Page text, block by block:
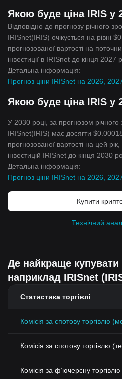
Якою буде ціна IRIS у
Відповідно до прогнозу річного
IRISnet(IRIS) очікується на рівні
прогнозованої вартості на
інвестиції в IRISnet до кінця 2027
Детальна інформація:
Прогноз ціни IRISnet на 2026,
Якою буде ціна IRIS у
У 2030 році, за прогнозом річного
IRISnet(IRIS) має досягти
прогнозованої вартості на цей рік,
інвестицій IRISnet до кінця 2030
Детальна інформація:
Прогноз ціни IRISnet на 2026,
Купити
Технічний
Де найкраще купувати
наприклад IRISnet
Статистика торгівлі
Комісія за спотову торгівлю
Комісія за спотову торгівлю
Комісія за фʼючерсну